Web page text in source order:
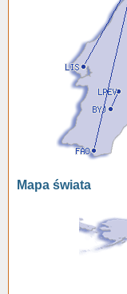
Mapa świata